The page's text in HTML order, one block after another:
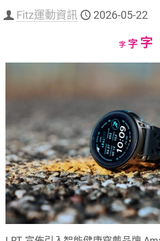
Fitz運動資訊 2026-05-22
字Decrease
字Reset
字